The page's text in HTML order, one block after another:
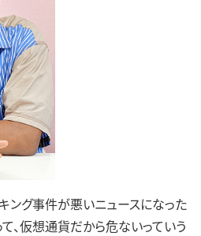
ング事件が悪いニュースになった
、仮想通貨だから危ないっていう